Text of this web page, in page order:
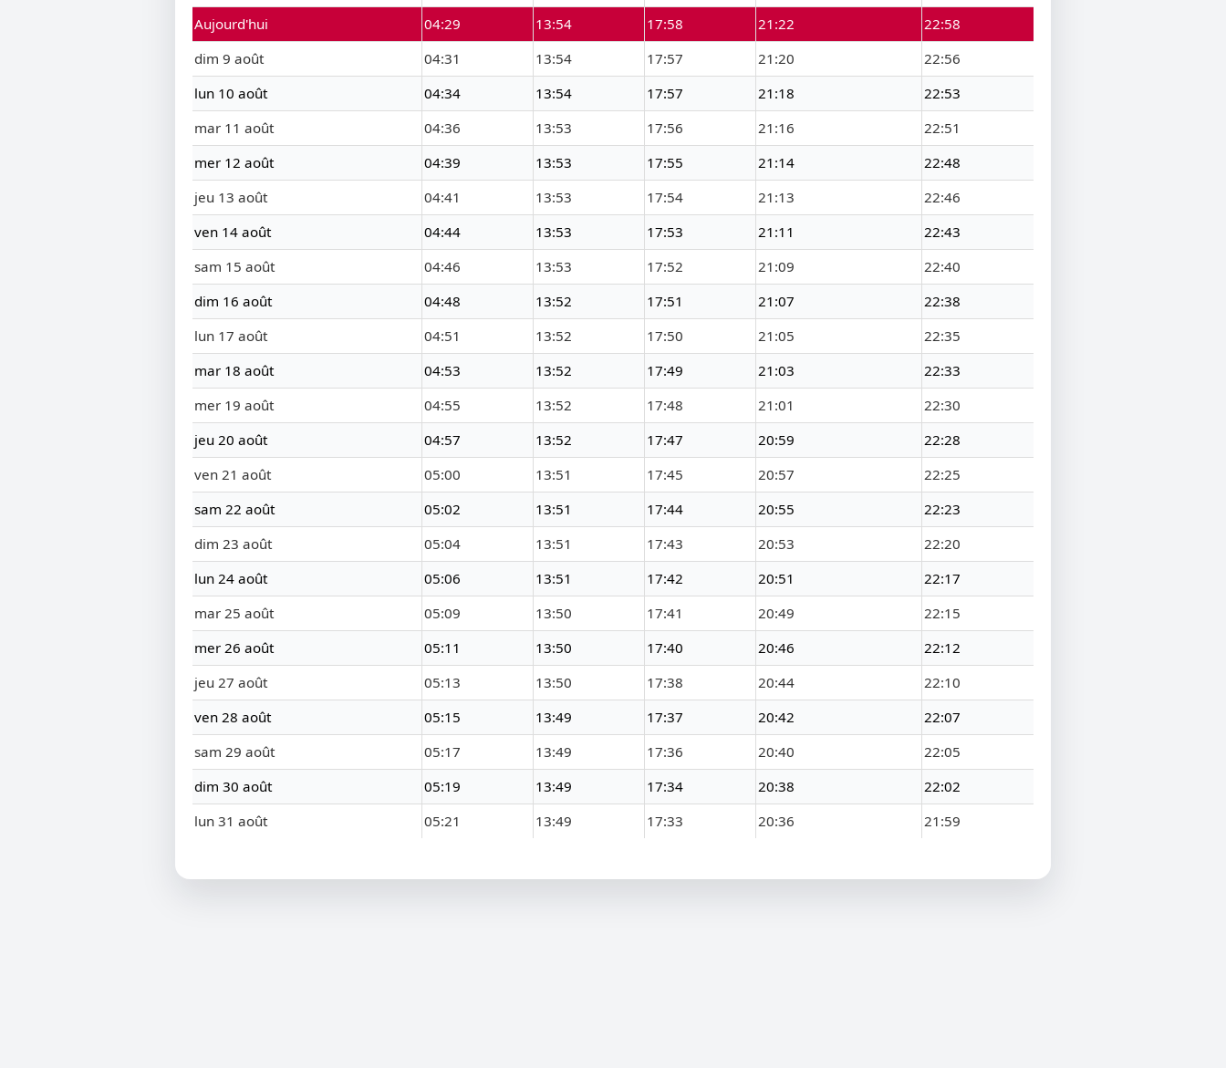
Aujourd'hui
04:29 13:54 17:58 21:22
22:58
dim 9 août
04:31 13:54 17:57 21:20
22:56
lun 10 août
04:34 13:54 17:57 21:18
22:53
mar 11 août
04:36 13:53 17:56 21:16
22:51
mer 12 août
04:39 13:53 17:55 21:14
22:48
jeu 13 août
04:41 13:53 17:54 21:13
22:46
ven 14 août
04:44 13:53 17:53 21:11
22:43
sam 15 août
04:46 13:53 17:52 21:09
22:40
dim 16 août
04:48 13:52 17:51 21:07
22:38
lun 17 août
04:51 13:52 17:50 21:05
22:35
mar 18 août
04:53 13:52 17:49 21:03
22:33
mer 19 août
04:55 13:52 17:48 21:01
22:30
jeu 20 août
04:57 13:52 17:47 20:59
22:28
ven 21 août
05:00 13:51 17:45 20:57
22:25
sam 22 août
05:02 13:51 17:44 20:55
22:23
dim 23 août
05:04 13:51 17:43 20:53
22:20
lun 24 août
05:06 13:51 17:42 20:51
22:17
mar 25 août
05:09 13:50 17:41 20:49
22:15
mer 26 août
05:11 13:50 17:40 20:46
22:12
jeu 27 août
05:13 13:50 17:38 20:44
22:10
ven 28 août
05:15 13:49 17:37 20:42
22:07
sam 29 août
05:17 13:49 17:36 20:40
22:05
dim 30 août
05:19 13:49 17:34 20:38
22:02
lun 31 août
05:21 13:49 17:33 20:36 21:59